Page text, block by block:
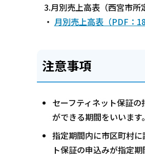
3.月別売上高表（西宮市所
・ 月別売上高表（PDF：
注意事項
セーフティネット保証
ができる期間をいいます。
指定期間内に市区町村
ト保証の申込みが指定